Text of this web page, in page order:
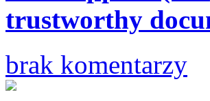
trustworthy
brak komentarzy